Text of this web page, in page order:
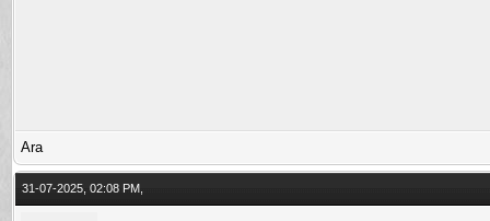
Ara
31-07-2025, 02:08 PM,